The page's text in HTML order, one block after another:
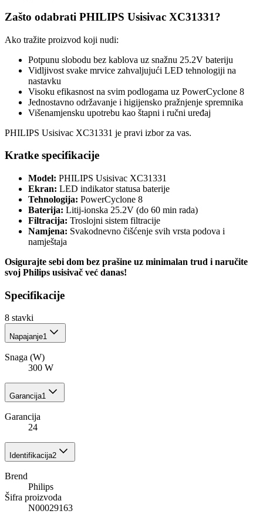
Zašto odabrati PHILIPS Usisivac XC31331?
Ako tražite proizvod koji nudi:
Potpunu slobodu bez kablova uz snažnu 25.2V bateriju
Vidljivost svake mrvice zahvaljujući LED tehnologiji na
nastavku
Visoku efikasnost na svim podlogama uz PowerCyclone 8
Jednostavno održavanje i higijensko pražnjenje spremnika
Višenamjensku upotrebu kao štapni i ručni uređaj
PHILIPS Usisivac XC31331 je pravi izbor za vas.
Kratke specifikacije
Model: PHILIPS Usisivac XC31331
Ekran: LED indikator statusa baterije
Tehnologija: PowerCyclone 8
Baterija: Litij-ionska 25.2V (do 60 min rada)
Filtracija: Troslojni sistem filtracije
Namjena: Svakodnevno čišćenje svih vrsta podova i
namještaja
Osigurajte sebi dom bez prašine uz minimalan trud i naručite
svoj Philips usisivač već danas!
Specifikacije
8 stavki
Napajanje1
Snaga (W)
300 W
Garancija1
Garancija
24
Identifikacija2
Brend
Philips
Šifra proizvoda
N00029163